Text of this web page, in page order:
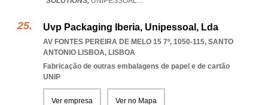
Uvp Packaging Iberia, Unipessoal, Lda
AV FONTES PEREIRA DE MELO 15 7º, 1050-115, SANTO
ANTONIO LISBOA, LISBOA
Fabricação de outras embalagens de papel e de cartão
UNIP
Ver empresa Ver no Mapa